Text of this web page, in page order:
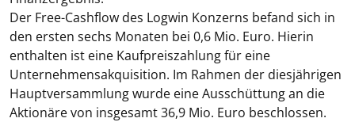
Der Free-Cashflow des Logwin Konzerns befand sich in
den ersten sechs Monaten bei 0,6 Mio. Euro. Hierin
enthalten ist eine Kaufpreiszahlung für eine
Unternehmensakquisition. Im Rahmen der diesjährigen
Hauptversammlung wurde eine Ausschüttung an die
Aktionäre von insgesamt 36,9 Mio. Euro beschlossen.